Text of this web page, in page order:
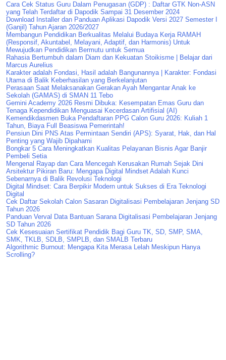
Cara Cek Status Guru Dalam Penugasan (GDP) : Daftar GTK Non-ASN
yang Telah Terdaftar di Dapodik Sampai 31 Desember 2024
Download Installer dan Panduan Aplikasi Dapodik Versi 2027 Semester I
(Ganjil) Tahun Ajaran 2026/2027
Membangun Pendidikan Berkualitas Melalui Budaya Kerja RAMAH
(Responsif, Akuntabel, Melayani, Adaptif, dan Harmonis) Untuk
Mewujudkan Pendidikan Bermutu untuk Semua
Rahasia Bertumbuh dalam Diam dan Kekuatan Stoikisme | Belajar dari
Marcus Aurelius
Karakter adalah Fondasi, Hasil adalah Bangunannya | Karakter: Fondasi
Utama di Balik Keberhasilan yang Berkelanjutan
Perasaan Saat Melaksanakan Gerakan Ayah Mengantar Anak ke
Sekolah (GAMAS) di SMAN 11 Tebo
Gemini Academy 2026 Resmi Dibuka: Kesempatan Emas Guru dan
Tenaga Kependidikan Menguasai Kecerdasan Artifisial (AI)
Kemendikdasmen Buka Pendaftaran PPG Calon Guru 2026: Kuliah 1
Tahun, Biaya Full Beasiswa Pemerintah!
Pensiun Dini PNS Atas Permintaan Sendiri (APS): Syarat, Hak, dan Hal
Penting yang Wajib Dipahami
Bongkar 5 Cara Meningkatkan Kualitas Pelayanan Bisnis Agar Banjir
Pembeli Setia
Mengenal Rayap dan Cara Mencegah Kerusakan Rumah Sejak Dini
Arsitektur Pikiran Baru: Mengapa Digital Mindset Adalah Kunci
Sebenarnya di Balik Revolusi Teknologi
Digital Mindset: Cara Berpikir Modern untuk Sukses di Era Teknologi
Digital
Cek Daftar Sekolah Calon Sasaran Digitalisasi Pembelajaran Jenjang SD
Tahun 2026
Panduan Verval Data Bantuan Sarana Digitalisasi Pembelajaran Jenjang
SD Tahun 2026
Cek Kesesuaian Sertifikat Pendidik Bagi Guru TK, SD, SMP, SMA,
SMK, TKLB, SDLB, SMPLB, dan SMALB Terbaru
Algorithmic Burnout: Mengapa Kita Merasa Lelah Meskipun Hanya
Scrolling?